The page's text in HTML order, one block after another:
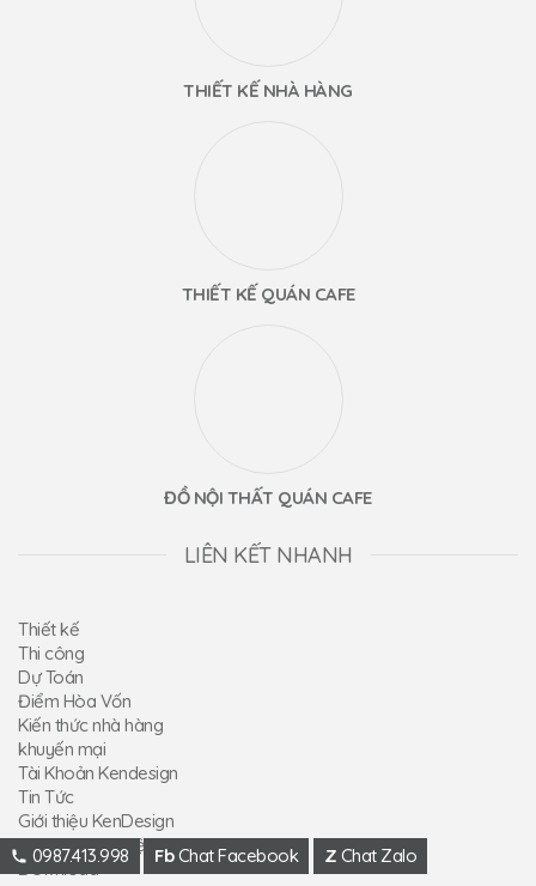
THIẾT KẾ NHÀ HÀNG
THIẾT KẾ QUÁN CAFE
ĐỒ NỘI THẤT QUÁN CAFE
LIÊN KẾT NHANH
Thiết kế
Thi công
Dự Toán
Điểm Hòa Vốn
Kiến thức nhà hàng
khuyến mại
Tài Khoản Kendesign
Tin Tức
Giới thiệu KenDesign
Quy trình làm việc
Download
0987.413.998 Fb Chat Facebook Z Chat Zalo